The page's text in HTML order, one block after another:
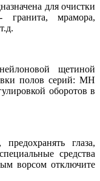
для очистки
гранита, мрамора,
щетиной
полов серий: MH
оборотов в
глаза,
средства
ворсом отключите